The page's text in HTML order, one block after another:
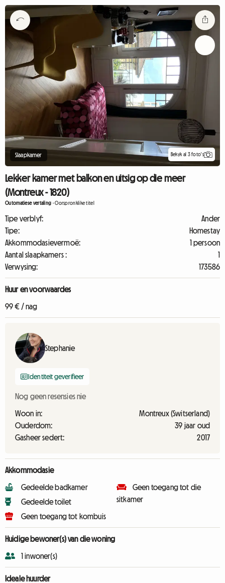
Slaapkamer Bekyk al 3 foto's
Lekker kamer met balkon en uitsig op die meer
(Montreux - 1820)
Outomatiese vertaling -Oorspronklike titel
Tipe verblyf:
Ander
Tipe:
Homestay
Akkommodasievermoë:
1 persoon
Aantal slaapkamers :
1
Verwysing:
173586
Huur en voorwaardes
99 € / nag
Stephanie
Identiteit geverifieer
Nog geen resensies nie
Woon in:
Montreux (Switserland)
Ouderdom:
39 jaar oud
Gasheer sedert:
2017
Akkommodasie
Gedeelde badkamer
Gedeelde toilet
Geen toegang tot kombuis
Geen toegang tot die
sitkamer
Huidige bewoner(s) van die woning
1 inwoner(s)
Ideale huurder